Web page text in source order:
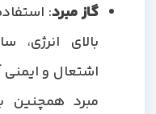
گاز مبرد
بالای انرژی،
اشتعال و ایمنی